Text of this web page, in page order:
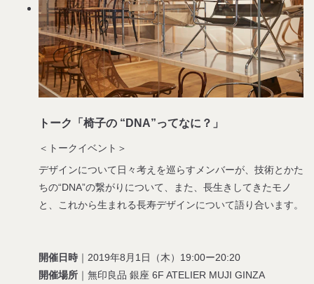
トーク「椅子の “DNA”ってなに？」
＜トークイベント＞
デザインについて日々考えを巡らすメンバーが、技術とかた
ちの“DNA”の繋がりについて、また、長生きしてきたモノ
と、これから生まれる長寿デザインについて語り合います。
開催日時 ｜2019年8月1日（木）19:00ー20:20
開催場所 ｜無印良品 銀座 6F ATELIER MUJI GINZA